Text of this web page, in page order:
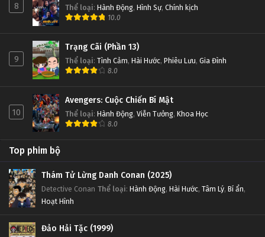
8 Thể loại: Hành Động, Hình Sự, Chính kịch
10.0
9
Trạng Cãi (Phần 13)
Thể loại: Tình Cảm, Hài Hước, Phiêu Lưu, Gia Đình
8.0
10
Avengers: Cuộc Chiến Bí Mật
Thể loại: Hành Động, Viễn Tưởng, Khoa Học
8.0
Top phim bộ
Thám Tử Lừng Danh Conan (2025)
Detective Conan Thể loại: Hành Động, Hài Hước, Tâm Lý, Bí ẩn,
Hoạt Hình
Đảo Hải Tặc (1999)